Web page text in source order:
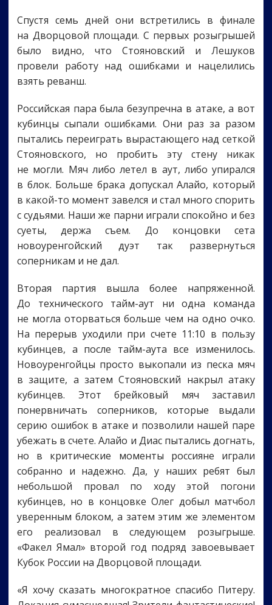
Спустя семь дней они встретились в финале
на Дворцовой площади. С первых розыгрышей
было видно, что Стояновский и Лешуков
провели работу над ошибками и нацелились
взять реванш.
Российская пара была безупречна в атаке, а вот
кубинцы сыпали ошибками. Они раз за разом
пытались переиграть вырастающего над сеткой
Стояновского, но пробить эту стену никак
не могли. Мяч либо летел в аут, либо упирался
в блок. Больше брака допускал Алайо, который
в какой-то момент завелся и стал много спорить
с судьями. Наши же парни играли спокойно и без
суеты, держа съем. До концовки сета
новоуренгойский дуэт так развернуться
соперникам и не дал.
Вторая партия вышла более напряженной.
До технического тайм-аут ни одна команда
не могла оторваться больше чем на одно очко.
На перерыв уходили при счете 11:10 в пользу
кубинцев, а после тайм-аута все изменилось.
Новоуренгойцы просто выкопали из песка мяч
в защите, а затем Стояновский накрыл атаку
кубинцев. Этот брейковый мяч заставил
понервничать соперников, которые выдали
серию ошибок в атаке и позволили нашей паре
убежать в счете. Алайо и Диас пытались догнать,
но в критические моменты россияне играли
собранно и надежно. Да, у наших ребят был
небольшой провал по ходу этой погони
кубинцев, но в концовке Олег добыл матчбол
уверенным блоком, а затем этим же элементом
его реализовал в следующем розыгрыше.
«Факел Ямал» второй год подряд завоевывает
Кубок России на Дворцовой площади.
«Я хочу сказать многократное спасибо Питеру.